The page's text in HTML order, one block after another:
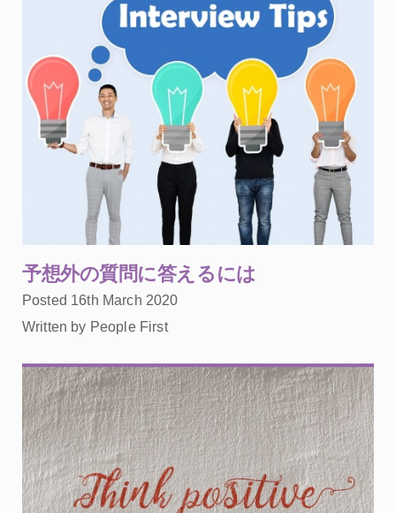
予想外の質問に答えるには
Posted 16th March 2020
Written by People First